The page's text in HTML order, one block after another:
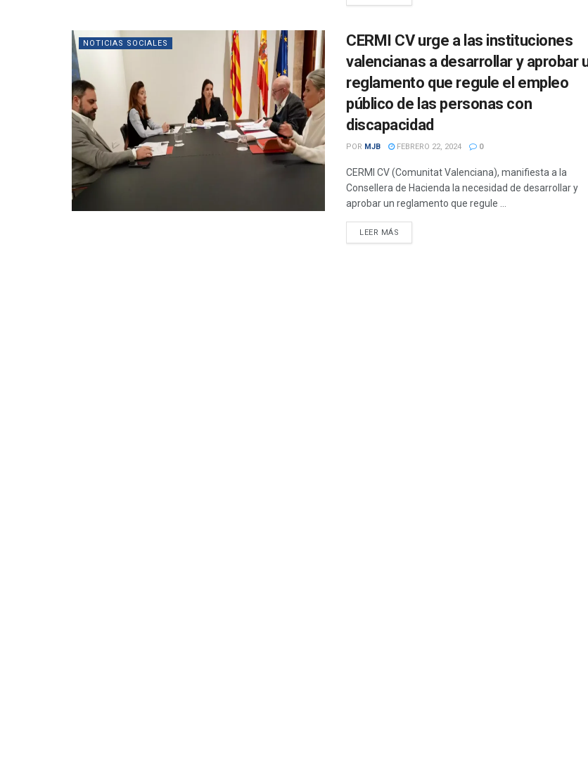
NOTICIAS SOCIALES
CERMI CV urge a las instituciones
valencianas a desarrollar y aprobar
reglamento que regule el empleo
público de las personas con
discapacidad
POR MJB FEBRERO 22, 2024 0
CERMI CV (Comunitat Valenciana), manifiesta a la
Consellera de Hacienda la necesidad de desarrollar y
aprobar un reglamento que regule ...
LEER MÁS